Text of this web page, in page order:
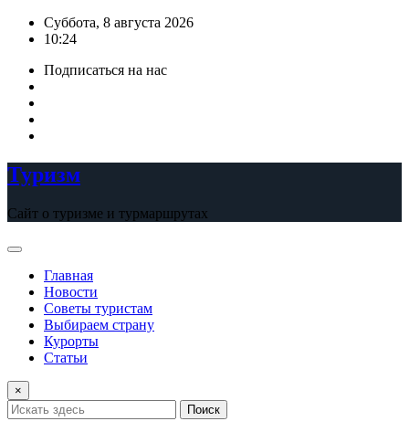
ПерейтиСуббота, 8 августа 2026
10:24
Подписаться на нас
Туризм
Сайт о туризме и турмаршрутах
Главная
Новости
Советы туристам
Выбираем страну
Курорты
Статьи
×
Поиск